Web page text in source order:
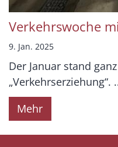
Verkehrswoche
9. Jan. 2025
Der Januar stand
„Verkehrserziehung“.
Mehr